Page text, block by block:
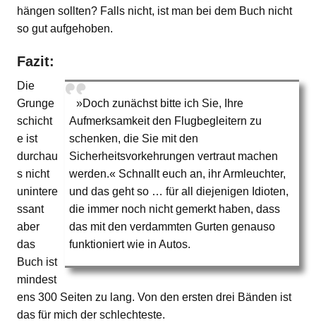
hängen sollten? Falls nicht, ist man bei dem Buch nicht
so gut aufgehoben.
Fazit:
»Doch zunächst bitte ich Sie, Ihre
Aufmerksamkeit den Flugbegleitern zu
schenken, die Sie mit den
Sicherheitsvorkehrungen vertraut machen
werden.« Schnallt euch an, ihr Armleuchter,
und das geht so … für all diejenigen Idioten,
die immer noch nicht gemerkt haben, dass
das mit den verdammten Gurten genauso
funktioniert wie in Autos.
Die
Grunge
schicht
e ist
durchau
s nicht
unintere
ssant
aber
das
Buch ist
mindest
ens 300 Seiten zu lang. Von den ersten drei Bänden ist
das für mich der schlechteste.